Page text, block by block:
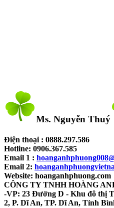
Ms. Nguyễn Thuý
Điện thoại : 0888.297.586
Hotline: 0906.367.585
Email 1 :
Email 2:
Website: hoanganhphuong.com
CÔNG TY TNHH HOÀNG
-VP: 23 Đường D - Khu đô thị
2, P. Dĩ An, TP. Dĩ An, Tỉnh